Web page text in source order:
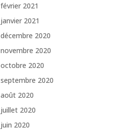
février 2021
janvier 2021
décembre 2020
novembre 2020
octobre 2020
septembre 2020
août 2020
juillet 2020
juin 2020